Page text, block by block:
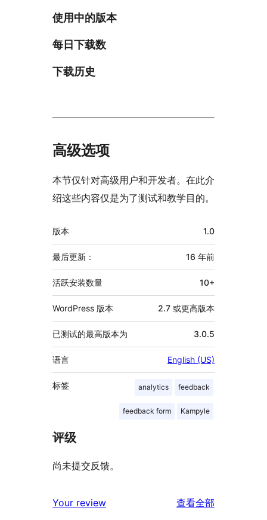
使用中的版本
每日下载数
下载历史
高级选项
本节仅针对高级用户和开发者。在此介
绍这些内容仅是为了测试和教学目的。
额
外
信
息
版本 1.0
最后更新： 16 年前
活跃安装数量 10+
WordPress 版本 2.7 或更高版本
已测试的最高版本为 3.0.5
语言 English (US)
标签 analytics feedback
feedback form Kampyle
评级
尚未提交反馈。
Your review 查看全部